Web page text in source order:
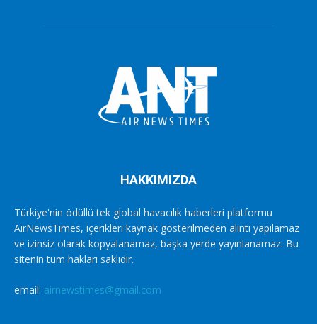
HAKKIMIZDA
Türkiye'nin ödüllü tek global havacılık haberleri platformu
AirNewsTimes, içerikleri kaynak gösterilmeden alıntı yapılamaz
ve izinsiz olarak kopyalanamaz, başka yerde yayınlanamaz. Bu
sitenin tüm hakları saklıdır.
email: airnewstimes@gmail.com